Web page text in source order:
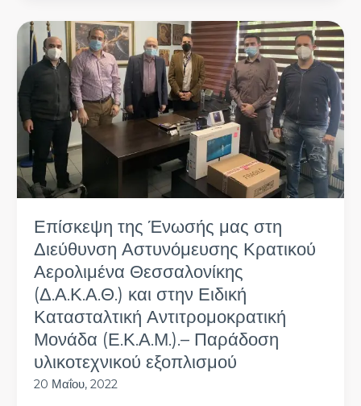
Επίσκεψη της Ένωσής μας στη
Διεύθυνση Αστυνόμευσης Κρατικού
Αερολιμένα Θεσσαλονίκης
(Δ.Α.Κ.Α.Θ.) και στην Ειδική
Κατασταλτική Αντιτρομοκρατική
Μονάδα (Ε.Κ.Α.Μ.).– Παράδοση
υλικοτεχνικού εξοπλισμού
20 Μαΐου, 2022
Επίσκεψη
της
Ένωσής
στη
Διεύθυνση
Αστυνόμευσης
Κρατικού
Αερολιμένα
Θεσσαλονίκης
και
στην
Ειδική
Κατασταλτική
Αντιτρομοκρατική
Μονάδα
(Ε.Κ.Α.Μ.).–
Παράδοση
υλικοτεχνικού
εξοπλισμού